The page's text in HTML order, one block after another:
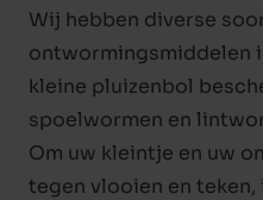
Wij hebben diverse
ontwormingsmiddelen
kleine pluizenbol
spoelwormen en
Om uw kleintje en uw
tegen vlooien en